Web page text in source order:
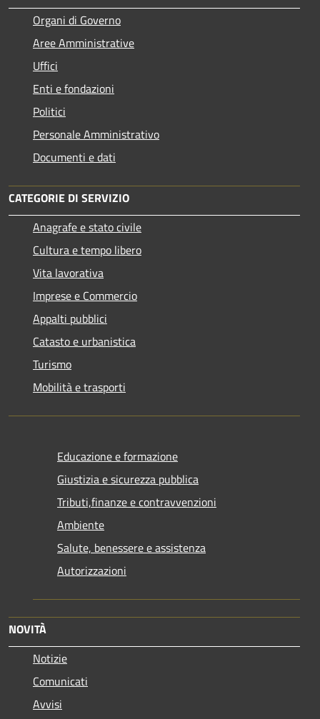
Organi di Governo
Aree Amministrative
Uffici
Enti e fondazioni
Politici
Personale Amministrativo
Documenti e dati
CATEGORIE DI SERVIZIO
Anagrafe e stato civile
Cultura e tempo libero
Vita lavorativa
Imprese e Commercio
Appalti pubblici
Catasto e urbanistica
Turismo
Mobilità e trasporti
Educazione e formazione
Giustizia e sicurezza pubblica
Tributi,finanze e contravvenzioni
Ambiente
Salute, benessere e assistenza
Autorizzazioni
NOVITÀ
Notizie
Comunicati
Avvisi